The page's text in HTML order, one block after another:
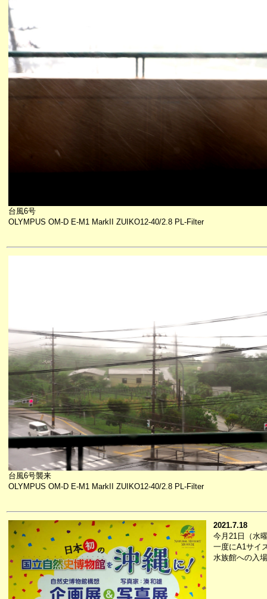
台風6号
OLYMPUS OM-D E-M1 MarkII ZUIKO12-40/2.8 PL-Filter
台風6号襲来
OLYMPUS OM-D E-M1 MarkII ZUIKO12-40/2.8 PL-Filter
2021.7.18
今月21日（水
一度にA1サイ
水族館への入